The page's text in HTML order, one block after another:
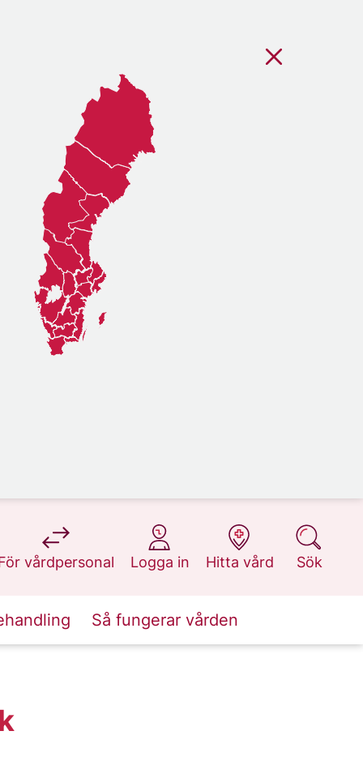
vårdpersonal
på 1177.se
Logga in
på 1177.se
Hitta vård
på 1177.se
Sök
på 1177.se
Så fungerar vården